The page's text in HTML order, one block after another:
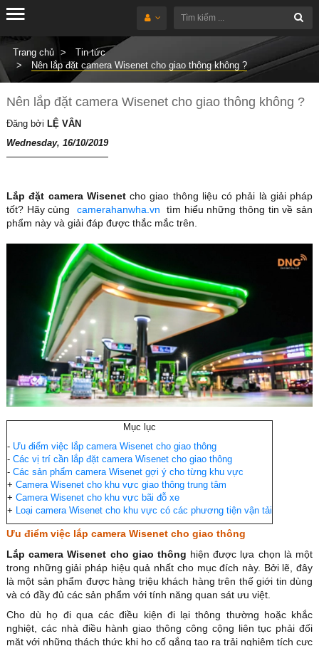
Trang chủ
Tin tức
Nên lắp đặt camera Wisenet cho giao thông không ?
Nên lắp đặt camera Wisenet cho giao thông không ?
Đăng bởi LỆ VÂN
Wednesday, 16/10/2019
Lắp đặt camera Wisenetcho giao thông liệu có phải là giải pháp
tốt? Hãy cùng camerahanwha.vn tìm hiểu những thông tin về sản
phẩm này và giải đáp được thắc mắc trên.
Mục lục
- Ưu điểm việc lắp camera Wisenet cho giao thông
- Các vị trí cần lắp đặt camera Wisenet cho giao thông
- Các sản phẩm camera Wisenet gợi ý cho từng khu vực
+ Camera Wisenet cho khu vực giao thông trung tâm
+ Camera Wisenet cho khu vực bãi đỗ xe
+
Loại camera Wisenet cho khu vực có các phương tiện vận tải
Ưu điểm việc lắp camera Wisenet cho giao thông
Lắp camera Wisenet cho giao thông hiện được lựa chọn là một
trong những giải pháp hiệu quả nhất cho mục đích này. Bởi lẽ, đây
là một sản phẩm được hàng triệu khách hàng trên thế giới tin dùng
và có đầy đủ các sản phẩm với tính năng quan sát ưu việt.
Cho dù họ đi qua các điều kiện đi lại thông thường hoặc khắc
nghiệt, các nhà điều hành giao thông công cộng liên tục phải đối
mặt với những thách thức khi họ cố gắng tạo ra trải nghiệm tích cực